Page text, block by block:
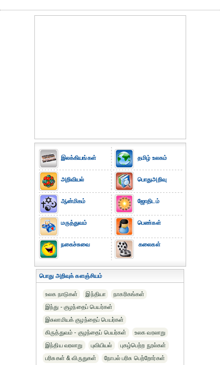
இலக்கியங்கள்
அறிவியல்
ஆன்மிகம்
மருத்துவம்
நகைச்சுவை
தமிழ் உலகம்
பொதுஅறிவு
ஜோதிடம்
பெண்கள்
கலைகள்
பொது அறிவுக் களஞ்சியம்
உலக நாடுகள் இந்தியா
நாகரிகங்கள்
இந்து - குழந்தைப் பெயர்கள்
இசுலாமியக் குழந்தைப் பெயர்கள்
கிருத்துவம் - குழந்தைப் பெயர்கள்
உலக வரலாறு
இந்திய வரலாறு
புவியியல்
புகழ்பெற்ற நூல்கள்
பரிசுகள் & விருதுகள்
நோபல் பரிசு‎ பெற்றோர்‎கள்